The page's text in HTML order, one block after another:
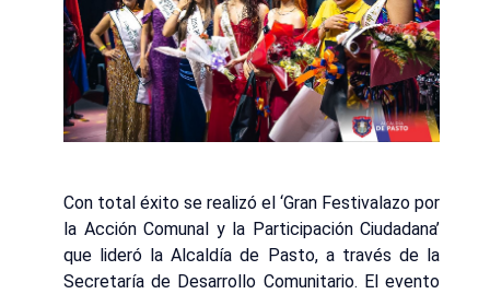
Con total éxito se realizó el ‘Gran Festivalazo por
la Acción Comunal y la Participación Ciudadana’
que lideró la Alcaldía de Pasto, a través de la
Secretaría de Desarrollo Comunitario. El evento